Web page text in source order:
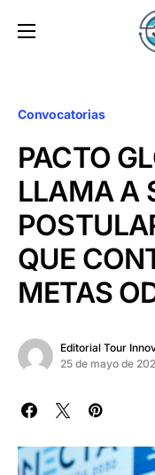
Convocatorias
PACTO
LLAMA A
QUE
METAS
Editorial Tour
25 de mayo de